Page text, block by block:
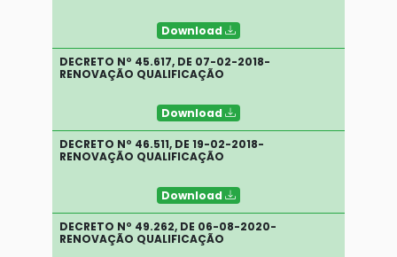
Download
DECRETO Nº 45.617, DE 07-02-2018-
RENOVAÇÃO QUALIFICAÇÃO
Download
DECRETO Nº 46.511, DE 19-02-2018-
RENOVAÇÃO QUALIFICAÇÃO
Download
DECRETO Nº 49.262, DE 06-08-2020-
RENOVAÇÃO QUALIFICAÇÃO